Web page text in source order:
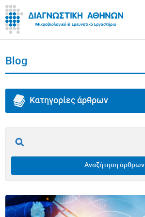
Blog
Κατηγορίες άρθρων
Θυρεοειδής
Υγεία Εντέρου / Γαστρεντερικό
Αναζήτηση άρθρων